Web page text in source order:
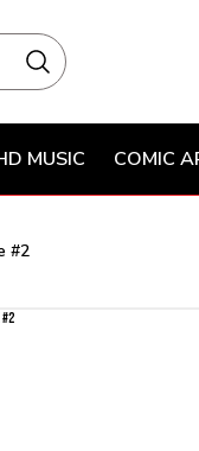
MUSIC COMIC
#2